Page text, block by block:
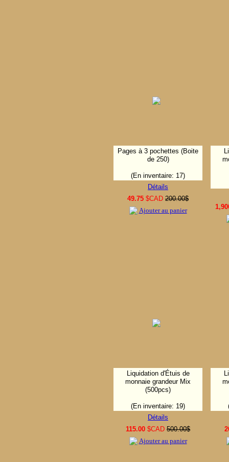
Pages à 3 pochettes (Boite
de 250)
(En inventaire: 17)
Détails
49.75 $CAD 200.00$
Ajouter au panier
Liquidation d'Étuis de
monnaie grandeur Mix
(500pcs)
(En inventaire: 19)
Détails
115.00 $CAD 500.00$
Ajouter au panier